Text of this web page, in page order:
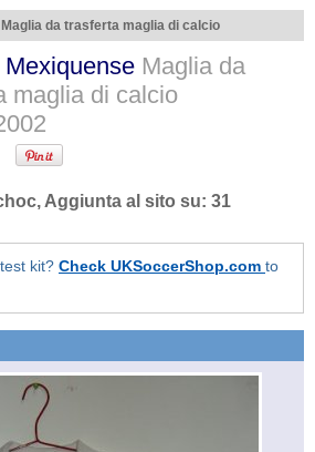
Maglia da trasferta maglia di calcio
Maglia da
maglia di calcio
, Aggiunta al sito su: 31
kit? Check UKSoccerShop.com to